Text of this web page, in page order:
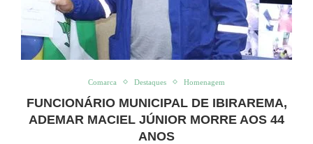
Comarca Destaques Homenagem
FUNCIONÁRIO MUNICIPAL DE IBIRAREMA,
ADEMAR MACIEL JÚNIOR MORRE AOS 44
ANOS